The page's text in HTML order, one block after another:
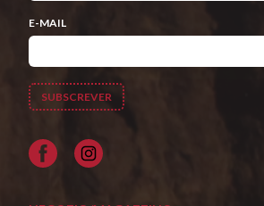
E-MAIL
Facebook